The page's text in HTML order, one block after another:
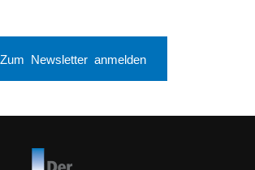
Zum Newsletter anmelden